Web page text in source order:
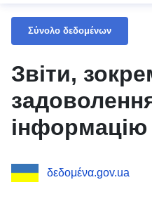
Σύνολο δεδομένων
Звіти,
інформацію
δεδομένα.gov.ua